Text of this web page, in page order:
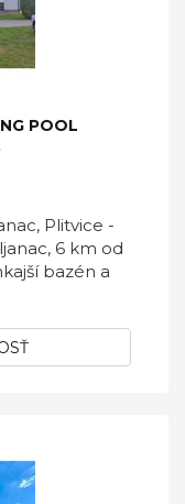
POOL
Plitvice -
6 km od
bazén a